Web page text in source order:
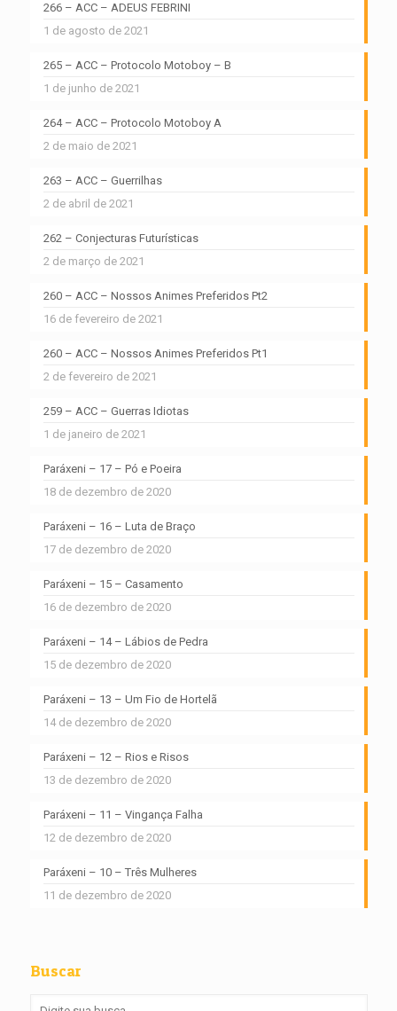
266 – ACC – ADEUS FEBRINI
1 de agosto de 2021
265 – ACC – Protocolo Motoboy – B
1 de junho de 2021
264 – ACC – Protocolo Motoboy A
2 de maio de 2021
263 – ACC – Guerrilhas
2 de abril de 2021
262 – Conjecturas Futurísticas
2 de março de 2021
260 – ACC – Nossos Animes Preferidos Pt2
16 de fevereiro de 2021
260 – ACC – Nossos Animes Preferidos Pt1
2 de fevereiro de 2021
259 – ACC – Guerras Idiotas
1 de janeiro de 2021
Paráxeni – 17 – Pó e Poeira
18 de dezembro de 2020
Paráxeni – 16 – Luta de Braço
17 de dezembro de 2020
Paráxeni – 15 – Casamento
16 de dezembro de 2020
Paráxeni – 14 – Lábios de Pedra
15 de dezembro de 2020
Paráxeni – 13 – Um Fio de Hortelã
14 de dezembro de 2020
Paráxeni – 12 – Rios e Risos
13 de dezembro de 2020
Paráxeni – 11 – Vingança Falha
12 de dezembro de 2020
Paráxeni – 10 – Três Mulheres
11 de dezembro de 2020
Buscar